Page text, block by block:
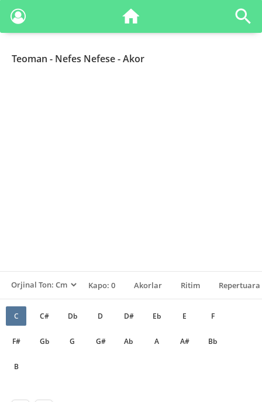
Teoman - Nefes Nefese - Akor
Kapo: 0 Akorlar Ritim Repertuara
C C# Db D D# Eb E F
F# Gb G G# Ab A A# Bb
B